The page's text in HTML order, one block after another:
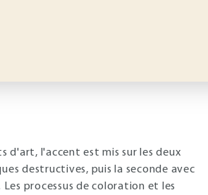
d'art, l'accent est mis sur les deux
destructives, puis la seconde avec
Les processus de coloration et les